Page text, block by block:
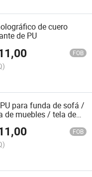
de cuero
de PU
FOB
para funda de sofá /
de muebles / tela de
FOB